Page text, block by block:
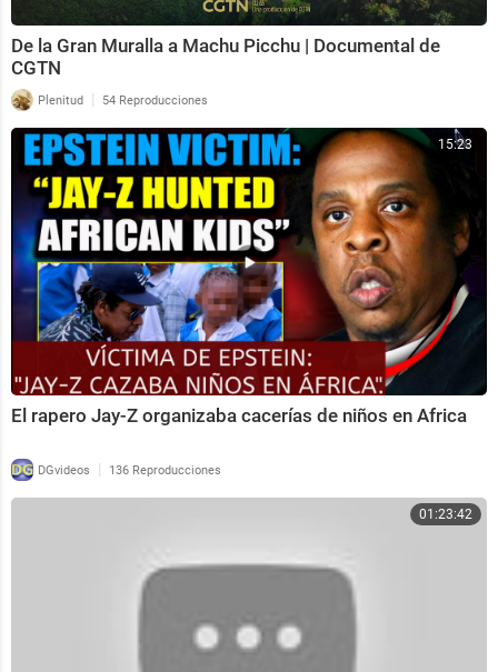
De la Gran Muralla a Machu Picchu | Documental de
CGTN
Plenitud | 54 Reproducciones
15:23
El rapero Jay-Z organizaba cacerías de niños en Africa
DGvideos | 136 Reproducciones
01:23:42